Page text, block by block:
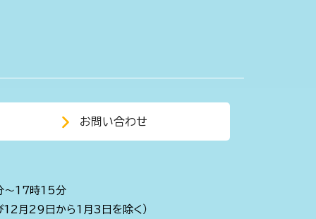
お問い合わせ
～17時15分
12月29日から1月3日を除く）